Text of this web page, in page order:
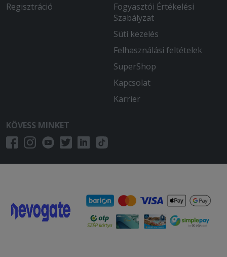
Regisztráció
Fogyasztói Értékelési
Szabályzat
Süti kezelés
Felhasználási feltételek
SuperShop
Kapcsolat
Karrier
KÖVESS MINKET